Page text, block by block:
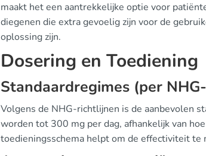
maakt het een aantrekkelijke optie voor
diegenen die extra gevoelig zijn voor de
oplossing zijn.
Dosering en Toediening
Standaardregimes (per
Volgens de NHG-richtlijnen is de aanbevolen
worden tot 300 mg per dag, afhankelijk van
toedieningsschema helpt om de effectiviteit